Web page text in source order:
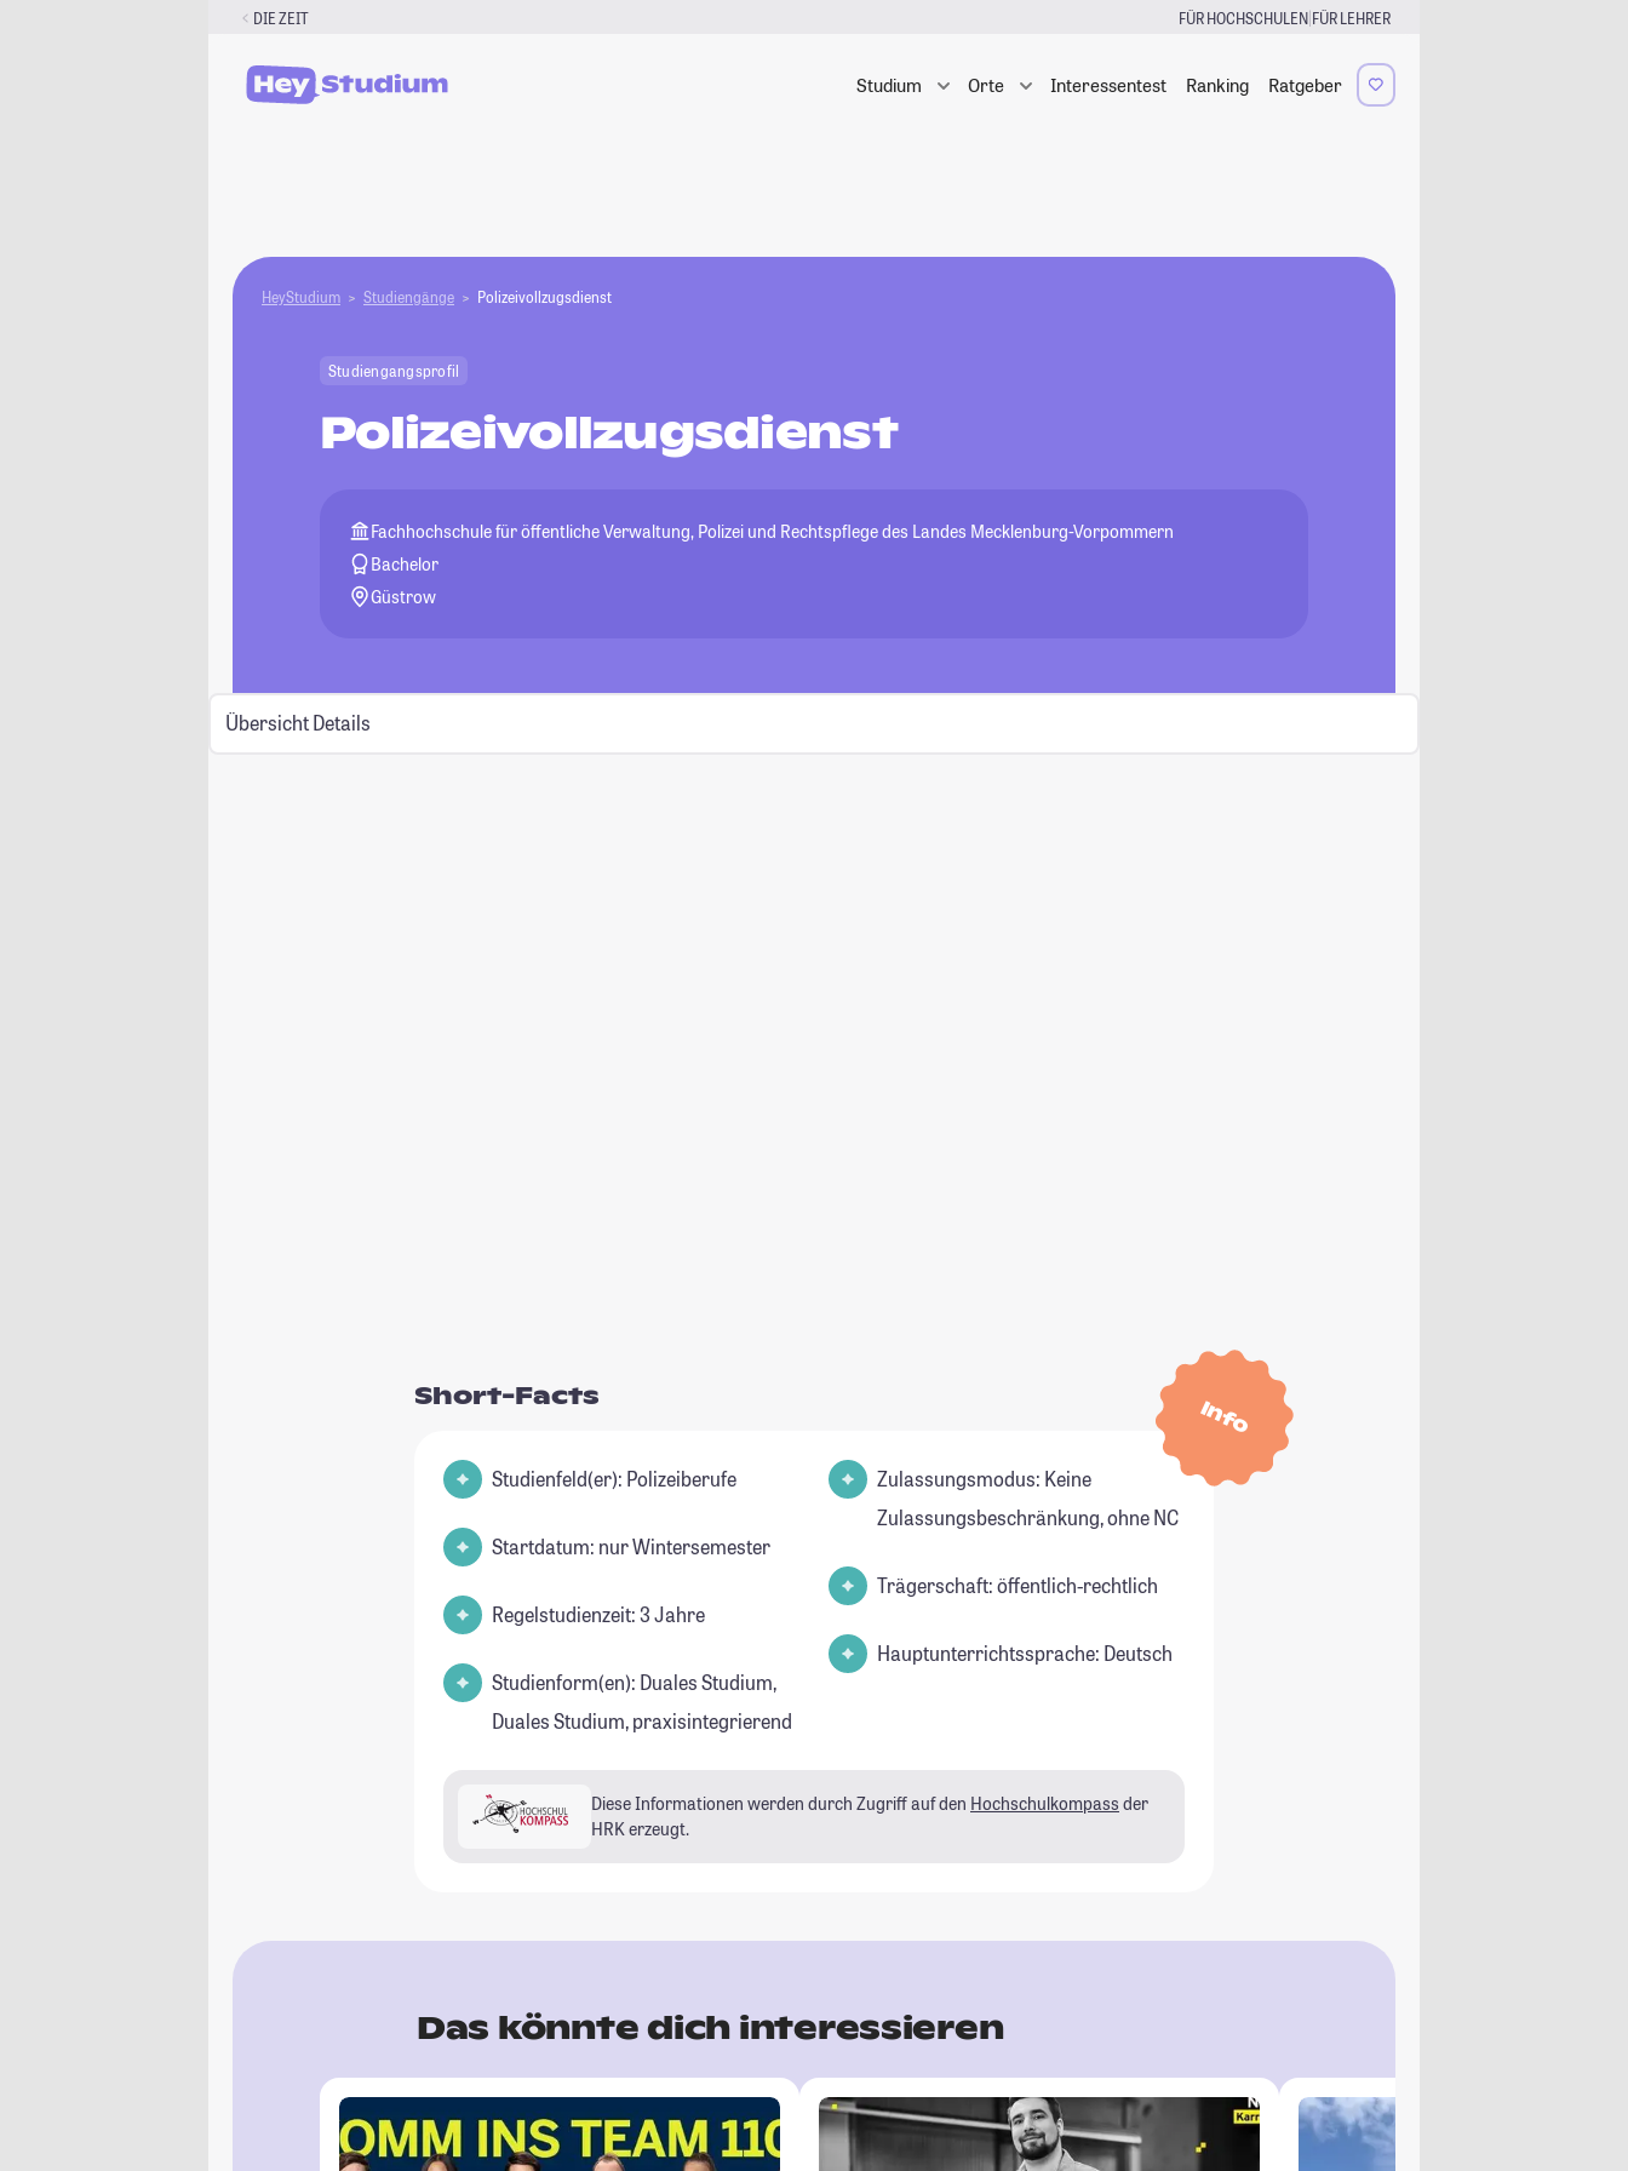
DIE ZEIT FÜR HOCHSCHULEN|FÜR LEHRER
Studium Orte Interessentest Ranking Ratgeber
HeyStudium Studiengänge Polizeivollzugsdienst
Studiengangsprofil
Polizeivollzugsdienst
Fachhochschule für öffentliche Verwaltung, Polizei und Rechtspflege des Landes Mecklenburg-Vorpommern
Bachelor
Güstrow
Übersicht Details
Info
Short-Facts
Studienfeld(er): Polizeiberufe
Startdatum: nur Wintersemester
Regelstudienzeit: 3 Jahre
Studienform(en): Duales Studium,
Duales Studium, praxisintegrierend
Zulassungsmodus: Keine
Zulassungsbeschränkung, ohne NC
Trägerschaft: öffentlich-rechtlich
Hauptunterrichtssprache: Deutsch
Diese Informationen werden durch Zugriff auf den Hochschulkompass der
HRK erzeugt.
Das könnte dich interessieren